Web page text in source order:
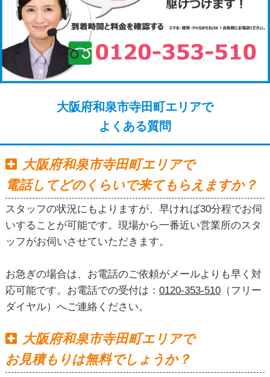
大阪府和泉市寺田町エリアで
よくある質問
大阪府和泉市寺田町エリアで
電話してどのくらいで来てもらえますか？
スタッフの状況にもよりますが、早ければ30分程でお伺
いすることが可能です。現場から一番近い営業所のスタ
ッフがお伺いさせていただきます。
お急ぎの場合は、お電話のご依頼がメールよりも早く対
応可能です。お電話での受付は： 0120-353-510（フリー
ダイヤル）へご連絡ください。
大阪府和泉市寺田町エリアで
お見積もりは無料でしょうか？